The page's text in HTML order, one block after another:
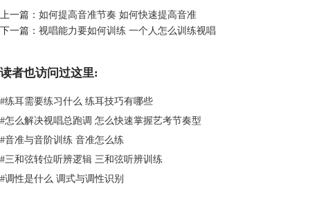
变化，才能准确地捕捉到藏在音阶中的情感细节。
二、如何提升听音辨调能力
确。“听音”更多指的是进行单音、音程以及和弦的听辨练习，属于微观层
的听辨练习。因此我们想要提升自己的听音变调能力，就要把这两个因素
单独拆分出来进行训练。
1、听音练习。听音练习大家都不陌生，我们在学习声乐的过程中都会遇
到需要我们进行听辨不同音程、和弦的情况，对于初学者来说，我们在进
及和弦的听辨，这种循序渐进的方式能够让我们更好地理解不同音程之间
上一篇： 如何提高音准节奏 如何快速提高音准
下一篇： 视唱能力要如何训练 一个人怎么训练视唱
读者也访问过这里:
#练耳需要练习什么 练耳技巧有哪些
#怎么解决视唱总跑调 怎么快速掌握艺考节奏型
#音准与音阶训练 音准怎么练
#三和弦转位听辨逻辑 三和弦听辨训练
#调性是什么 调式与调性识别